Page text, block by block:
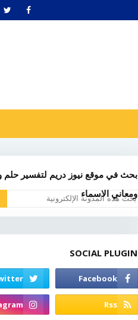
بحث في موقع نيوز دريم لتفسير حلم
ومعاني الاسماء
SOCIAL PLUGIN